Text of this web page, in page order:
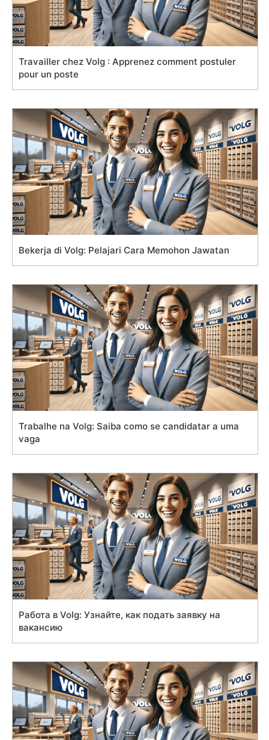
Travailler chez Volg : Apprenez comment postuler
pour un poste
Bekerja di Volg: Pelajari Cara Memohon Jawatan
Trabalhe na Volg: Saiba como se candidatar a uma
vaga
Работа в Volg: Узнайте, как подать заявку на
вакансию